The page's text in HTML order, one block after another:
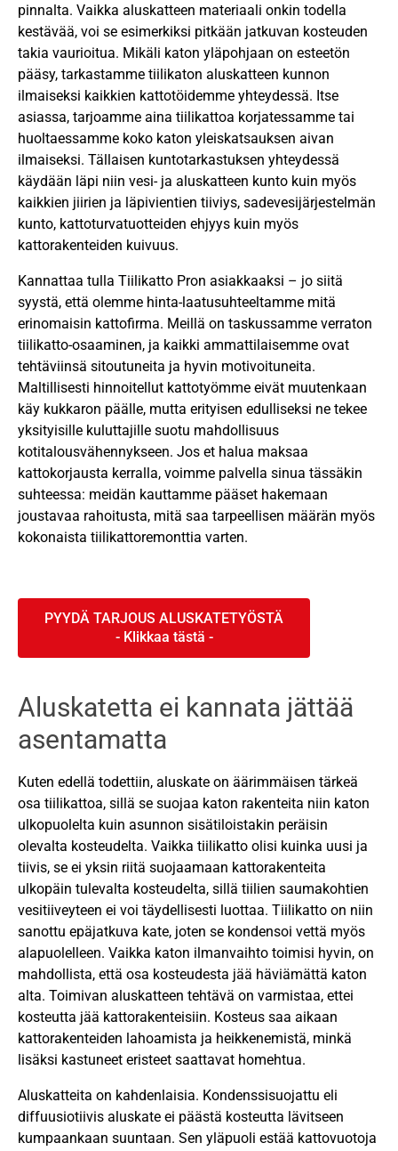
pinnalta. Vaikka aluskatteen materiaali onkin todella
kestävää, voi se esimerkiksi pitkään jatkuvan kosteuden
takia vaurioitua. Mikäli katon yläpohjaan on esteetön
pääsy, tarkastamme tiilikaton aluskatteen kunnon
ilmaiseksi kaikkien kattotöidemme yhteydessä. Itse
asiassa, tarjoamme aina tiilikattoa korjatessamme tai
huoltaessamme koko katon yleiskatsauksen aivan
ilmaiseksi. Tällaisen kuntotarkastuksen yhteydessä
käydään läpi niin vesi- ja aluskatteen kunto kuin myös
kaikkien jiirien ja läpivientien tiiviys, sadevesijärjestelmän
kunto, kattoturvatuotteiden ehjyys kuin myös
kattorakenteiden kuivuus.
Kannattaa tulla Tiilikatto Pron asiakkaaksi – jo siitä
syystä, että olemme hinta-laatusuhteeltamme mitä
erinomaisin kattofirma. Meillä on taskussamme verraton
tiilikatto-osaaminen, ja kaikki ammattilaisemme ovat
tehtäviinsä sitoutuneita ja hyvin motivoituneita.
Maltillisesti hinnoitellut kattotyömme eivät muutenkaan
käy kukkaron päälle, mutta erityisen edulliseksi ne tekee
yksityisille kuluttajille suotu mahdollisuus
kotitalousvähennykseen. Jos et halua maksaa
kattokorjausta kerralla, voimme palvella sinua tässäkin
suhteessa: meidän kauttamme pääset hakemaan
joustavaa rahoitusta, mitä saa tarpeellisen määrän myös
kokonaista tiilikattoremonttia varten.
PYYDÄ TARJOUS ALUSKATETYÖSTÄ
Aluskatetta ei kannata jättää
asentamatta
Kuten edellä todettiin, aluskate on äärimmäisen tärkeä
osa tiilikattoa, sillä se suojaa katon rakenteita niin katon
ulkopuolelta kuin asunnon sisätiloistakin peräisin
olevalta kosteudelta. Vaikka tiilikatto olisi kuinka uusi ja
tiivis, se ei yksin riitä suojaamaan kattorakenteita
ulkopäin tulevalta kosteudelta, sillä tiilien saumakohtien
vesitiiveyteen ei voi täydellisesti luottaa. Tiilikatto on niin
sanottu epäjatkuva kate, joten se kondensoi vettä myös
alapuolelleen. Vaikka katon ilmanvaihto toimisi hyvin, on
mahdollista, että osa kosteudesta jää häviämättä katon
alta. Toimivan aluskatteen tehtävä on varmistaa, ettei
kosteutta jää kattorakenteisiin. Kosteus saa aikaan
kattorakenteiden lahoamista ja heikkenemistä, minkä
lisäksi kastuneet eristeet saattavat homehtua.
Aluskatteita on kahdenlaisia. Kondenssisuojattu eli
diffuusiotiivis aluskate ei päästä kosteutta lävitseen
kumpaankaan suuntaan. Sen yläpuoli estää kattovuotoja